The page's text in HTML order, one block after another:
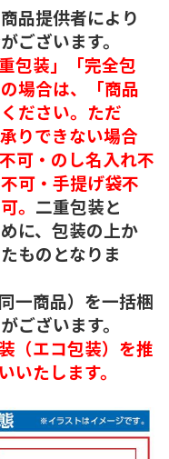
品提供者により
ございます。
包装」「完全包
場合は、「商品
ださい。ただ
りできない場合
可・のし名入れ不
可・手提げ袋不
。 二重包装と
に、包装の上か
ものとなりま
一商品）を一括梱
ございます。
（エコ包装）を推
いたします。